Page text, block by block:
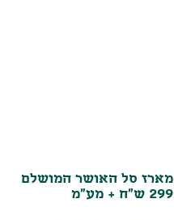
מארז סל האושר המושלם
299 ש"ח + מע"מ